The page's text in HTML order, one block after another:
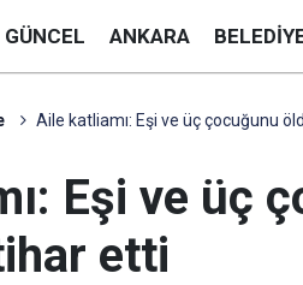
GÜNCEL ANKARA
Aile katliamı: Eşi ve üç çocuğunu
Eşi ve üç
etti